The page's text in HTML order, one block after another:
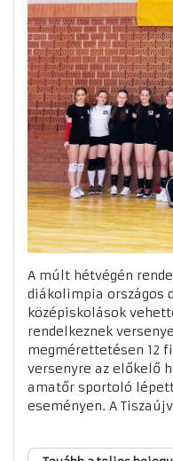
A múlt hétvégén
diákolimpia országos
középiskolások
rendelkeznek
megmérettetésen 12
versenyre az előkelő
amatőr sportoló
eseményen. A